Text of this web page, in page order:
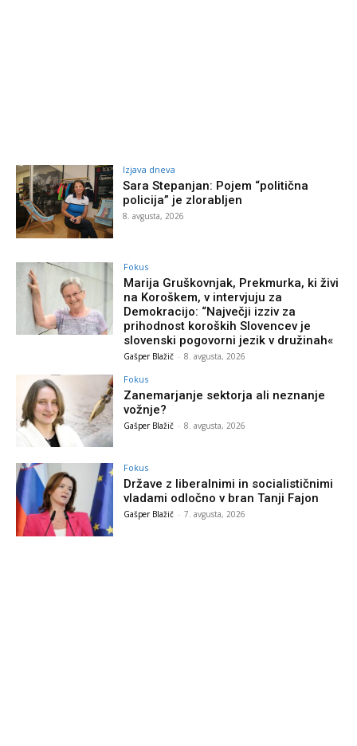
Izjava dneva
Sara Stepanjan: Pojem “politična
policija” je zlorabljen
8. avgusta, 2026
Fokus
Marija Gruškovnjak, Prekmurka, ki živi
na Koroškem, v intervjuju za
Demokracijo: “Največji izziv za
prihodnost koroških Slovencev je
slovenski pogovorni jezik v družinah«
Gašper Blažič - 8. avgusta, 2026
Fokus
Zanemarjanje sektorja ali neznanje
vožnje?
Gašper Blažič - 8. avgusta, 2026
Fokus
Države z liberalnimi in socialističnimi
vladami odločno v bran Tanji Fajon
Gašper Blažič - 7. avgusta, 2026